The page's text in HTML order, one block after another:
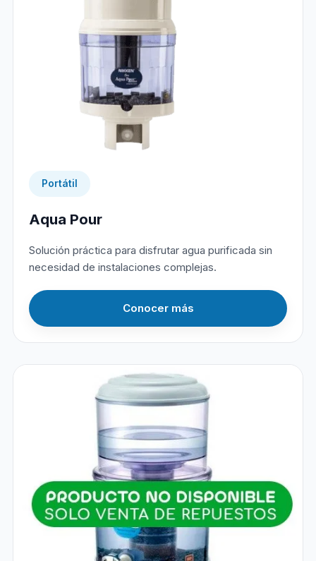
Portátil
Aqua Pour
Solución práctica para disfrutar agua purificada sin
necesidad de instalaciones complejas.
Conocer más